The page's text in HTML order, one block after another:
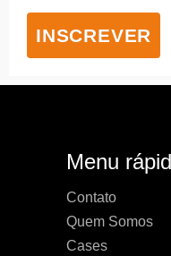
INSCREVER
Menu
Contato
Quem Somos
Cases